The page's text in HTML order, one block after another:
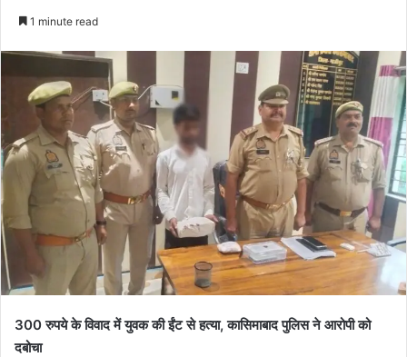
1 minute read
300 रुपये के विवाद में युवक की ईंट से हत्या, कासिमाबाद पुलिस ने आरोपी को
दबोचा